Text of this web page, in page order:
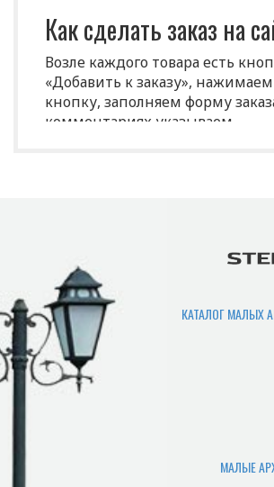
Как сделать заказ на
Возле каждого товара есть
«Добавить к заказу»,
кнопку, заполняем форму
комментариях указываем
Срок производства продукции
от нужного количества изделий,
сложности изготовления,
загруженности производства. В
среднем составляет 7-10
Где можно самому
производства, или по адресу
КАТАЛОГ МАЛЫХ
МАЛЫЕ